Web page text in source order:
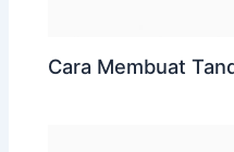
Cara Membuat